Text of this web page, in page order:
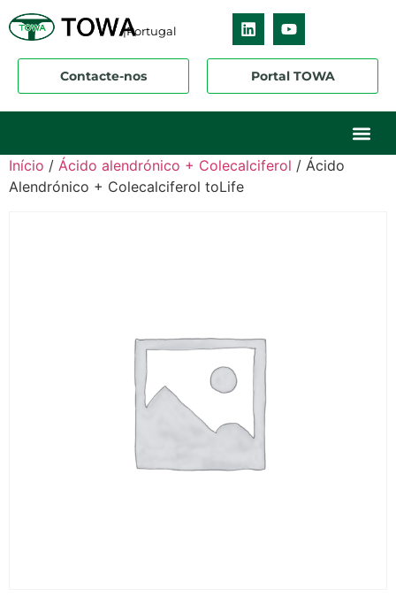
|Portugal
Contacte-nos Portal TOWA
Início / Ácido alendrónico + Colecalciferol / Ácido
Alendrónico + Colecalciferol toLife